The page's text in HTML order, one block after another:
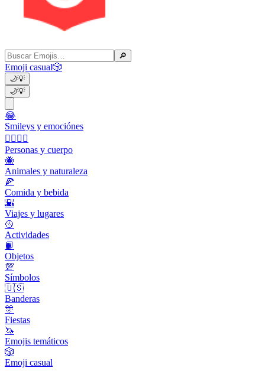
🔎
Emoji casual🎲
🌙💡
🌙💡
😂
Smileys y emociónes
👩‍❤️‍💋‍👨
Personas y cuerpo
🐝
Animales y naturaleza
🍕
Comida y bebida
🌇
Viajes y lugares
🥎
Actividades
📙
Objetos
💯
Símbolos
🇺🇸
Banderas
🎊
Fiestas
🦄
Emojis temáticos
🎲
Emoji casual